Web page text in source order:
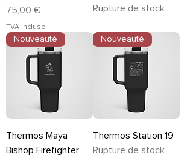
Prix
75,00 €
TVA Incluse
Rupture de stock
Nouveauté
Thermos Maya
Bishop Firefighter
Nouveauté
Thermos Station 19
Rupture de stock